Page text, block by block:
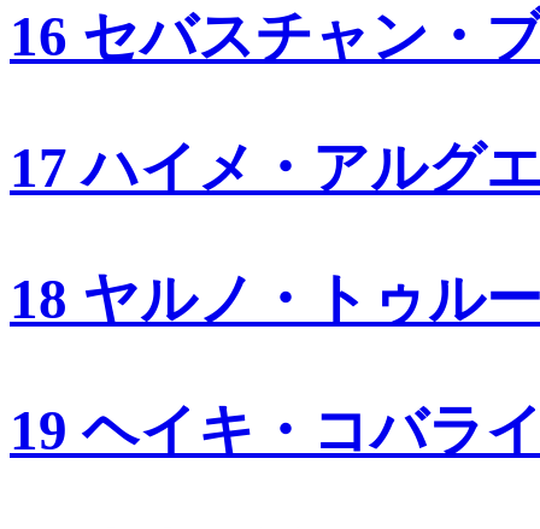
16 セバスチャン・
17 ハイメ・アルグ
18 ヤルノ・トゥル
19 ヘイキ・コバラ